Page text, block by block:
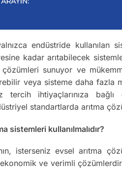
endüstride
kadar arıtabilecek
çözümleri sunuyor ve
veya sisteme daha
tercih ihtiyaçlarınıza
standartlarda arıtma
sistemleri kullanılmalıdır?
isterseniz evsel arıtma
ve verimli